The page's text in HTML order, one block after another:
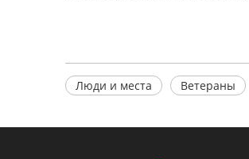
Люди и места Ветераны